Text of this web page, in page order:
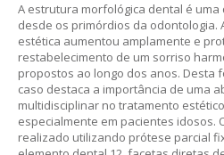
A estrutura morfológica dental é
desde os primórdios da odontologia.
estética aumentou amplamente e
restabelecimento de um sorriso
propostos ao longo dos anos. Desta
caso destaca a importância de uma
multidisciplinar no tratamento
especialmente em pacientes idosos.
realizado utilizando prótese parcial